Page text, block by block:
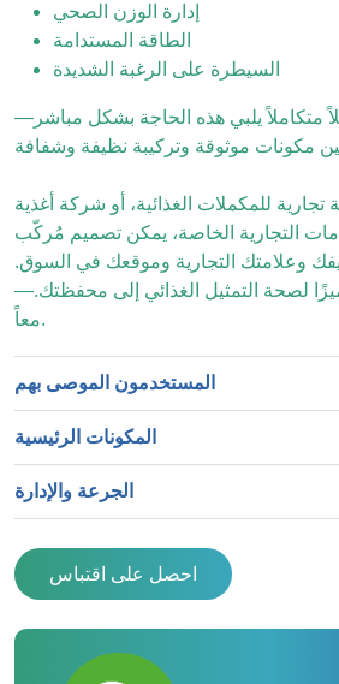
إدارة الوزن الصحي
الطاقة المستدامة
السيطرة على الرغبة الشديدة
متكاملاً يلبي هذه الحاجة بشكل مباشر—
للمكملات الغذائية، أو شركة أغذية
التجارية الخاصة، يمكن تصميم مُركّب
وعلامتك التجارية وموقعك في السوق.
لصحة التمثيل الغذائي إلى محفظتك.—
معاً.
المستخدمون الموصى بهم
المكونات الرئيسية
الجرعة والإدارة
احصل على اقتباس